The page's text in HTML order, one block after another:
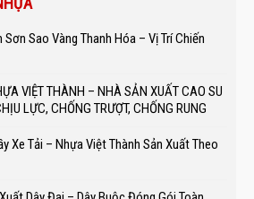
Sao Vàng Thanh Hóa – Vị Trí Chiến
VIỆT THÀNH – NHÀ SẢN XUẤT CAO SU
LỰC, CHỐNG TRƯỢT, CHỐNG RUNG
Xe Tải – Nhựa Việt Thành Sản Xuất Theo